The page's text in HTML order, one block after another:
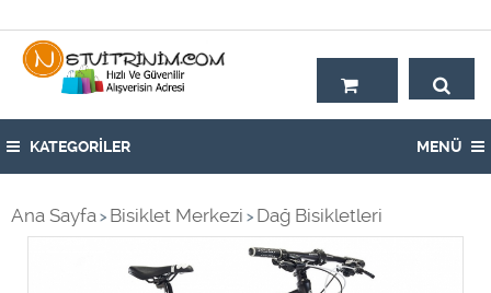
KATEGORİLER MENÜ
Ana Sayfa > Bisiklet Merkezi > Dağ Bisikletleri